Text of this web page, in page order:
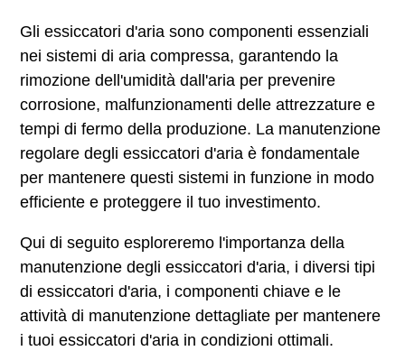
Gli essiccatori d'aria sono componenti essenziali
nei sistemi di aria compressa, garantendo la
rimozione dell'umidità dall'aria per prevenire
corrosione, malfunzionamenti delle attrezzature e
tempi di fermo della produzione. La manutenzione
regolare degli essiccatori d'aria è fondamentale
per mantenere questi sistemi in funzione in modo
efficiente e proteggere il tuo investimento.
Qui di seguito esploreremo l'importanza della
manutenzione degli essiccatori d'aria, i diversi tipi
di essiccatori d'aria, i componenti chiave e le
attività di manutenzione dettagliate per mantenere
i tuoi essiccatori d'aria in condizioni ottimali.